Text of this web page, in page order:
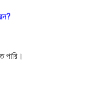
পারি।